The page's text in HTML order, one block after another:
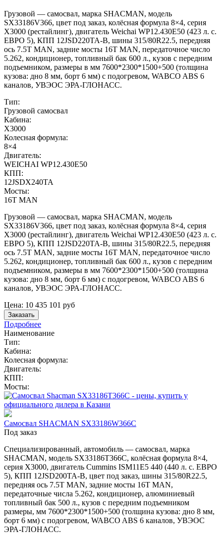
Грузовой — самосвал, марка SHACMAN, модель
SX33186V366, цвет под заказ, колёсная формула 8×4, серия
X3000 (рестайлинг), двигатель Weichai WP12.430E50 (423 л. с.
ЕВРО 5), КПП 12JSD220TA-В, шины 315/80R22.5, передняя
ось 7.5T MAN, задние мосты 16T MAN, передаточное число
5.262, кондиционер, топливный бак 600 л., кузов с передним
подъемником, размеры в мм 7600*2300*1500+500 (толщина
кузова: дно 8 мм, борт 6 мм) с подогревом, WABCO ABS 6
каналов, УВЭОС ЭРА-ГЛОНАСС.
Тип:
Грузовой самосвал
Кабина:
X3000
Колесная формула:
8×4
Двигатель:
WEICHAI WP12.430E50
КПП:
12JSDX240TA
Мосты:
16T MAN
Грузовой — самосвал, марка SHACMAN, модель
SX33186V366, цвет под заказ, колёсная формула 8×4, серия
X3000 (рестайлинг), двигатель Weichai WP12.430E50 (423 л. с.
ЕВРО 5), КПП 12JSD220TA-В, шины 315/80R22.5, передняя
ось 7.5T MAN, задние мосты 16T MAN, передаточное число
5.262, кондиционер, топливный бак 600 л., кузов с передним
подъемником, размеры в мм 7600*2300*1500+500 (толщина
кузова: дно 8 мм, борт 6 мм) с подогревом, WABCO ABS 6
каналов, УВЭОС ЭРА-ГЛОНАСС.
Цена: 10 435 101 руб
Заказать
Подробнее
Наименование
Тип:
Кабина:
Колесная формула:
Двигатель:
КПП:
Мосты:
Самосвал SHACMAN SX33186W366C
Под заказ
Специализированный, автомобиль — самосвал, марка
SHACMAN, модель SX33186T366С, колёсная формула 8×4,
серия X3000, двигатель Cummins ISM11E5 440 (440 л. с. ЕВРО
5), КПП 12JSD200TA-В, цвет под заказ, шины 315/80R22.5,
передняя ось 7.5T MAN, задние мосты 16T MAN,
передаточные числа 5.262, кондиционер, алюминиевый
топливный бак 500 л., кузов с передним подъемником
размеры, мм 7600*2300*1500+500 (толщина кузова: дно 8 мм,
борт 6 мм) с подогревом, WABCO ABS 6 каналов, УВЭОС
ЭРА-ГЛОНАСС.